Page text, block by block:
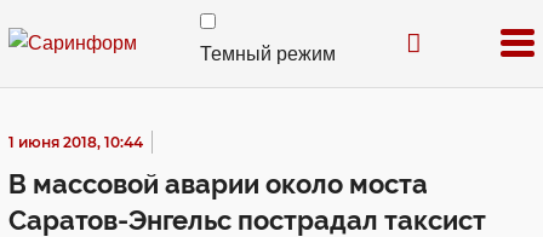
Темный режим
1 июня 2018, 10:44
В массовой аварии около моста
Саратов-Энгельс пострадал таксист